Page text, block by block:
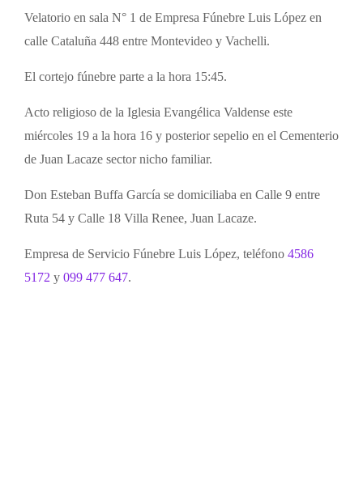
Velatorio en sala N° 1 de Empresa Fúnebre Luis López en
calle Cataluña 448 entre Montevideo y Vachelli.
El cortejo fúnebre parte a la hora 15:45.
Acto religioso de la Iglesia Evangélica Valdense este
miércoles 19 a la hora 16 y posterior sepelio en el Cementerio
de Juan Lacaze sector nicho familiar.
Don Esteban Buffa García se domiciliaba en Calle 9 entre
Ruta 54 y Calle 18 Villa Renee, Juan Lacaze.
Empresa de Servicio Fúnebre Luis López, teléfono 4586
5172 y 099 477 647.